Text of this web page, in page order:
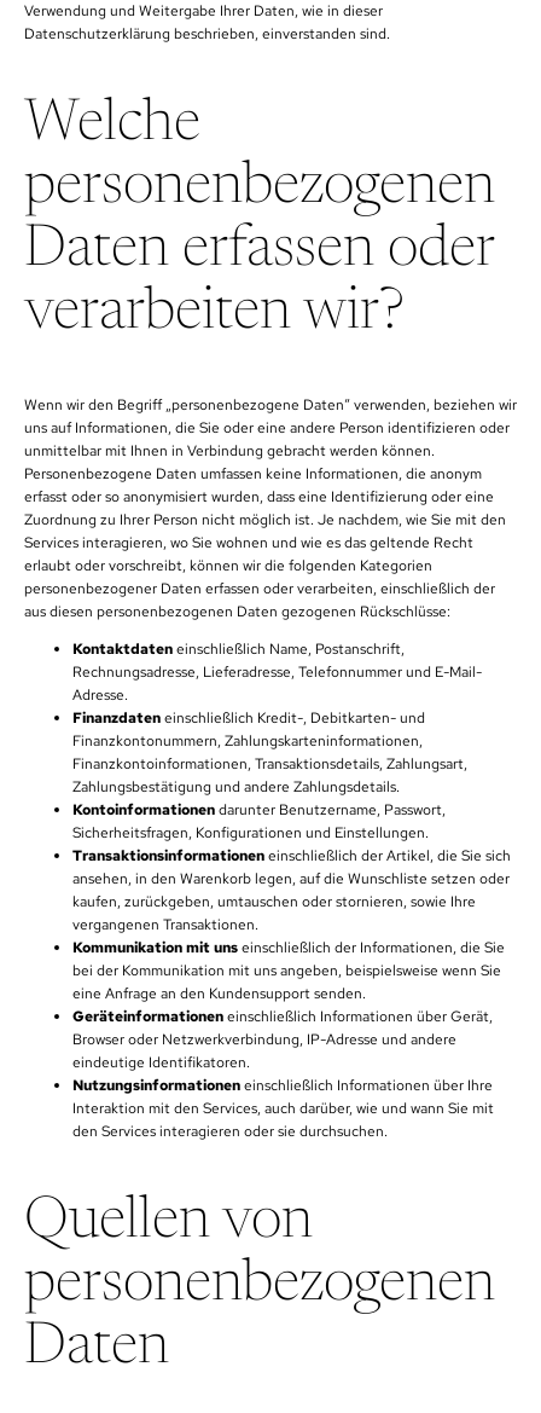
Verwendung und Weitergabe Ihrer Daten, wie in dieser
Datenschutzerklärung beschrieben, einverstanden sind.
Welche
personenbezogenen
Daten erfassen oder
verarbeiten wir?
Wenn wir den Begriff „personenbezogene Daten“ verwenden, beziehen wir
uns auf Informationen, die Sie oder eine andere Person identifizieren oder
unmittelbar mit Ihnen in Verbindung gebracht werden können.
Personenbezogene Daten umfassen keine Informationen, die anonym
erfasst oder so anonymisiert wurden, dass eine Identifizierung oder eine
Zuordnung zu Ihrer Person nicht möglich ist. Je nachdem, wie Sie mit den
Services interagieren, wo Sie wohnen und wie es das geltende Recht
erlaubt oder vorschreibt, können wir die folgenden Kategorien
personenbezogener Daten erfassen oder verarbeiten, einschließlich der
aus diesen personenbezogenen Daten gezogenen Rückschlüsse:
Kontaktdateneinschließlich Name, Postanschrift,
Rechnungsadresse, Lieferadresse, Telefonnummer und E-Mail-
Adresse.
Finanzdateneinschließlich Kredit-, Debitkarten- und
Finanzkontonummern, Zahlungskarteninformationen,
Finanzkontoinformationen, Transaktionsdetails, Zahlungsart,
Zahlungsbestätigung und andere Zahlungsdetails.
Kontoinformationendarunter Benutzername, Passwort,
Sicherheitsfragen, Konfigurationen und Einstellungen.
Transaktionsinformationeneinschließlich der Artikel, die Sie sich
ansehen, in den Warenkorb legen, auf die Wunschliste setzen oder
kaufen, zurückgeben, umtauschen oder stornieren, sowie Ihre
vergangenen Transaktionen.
Kommunikation mit unseinschließlich der Informationen, die Sie
bei der Kommunikation mit uns angeben, beispielsweise wenn Sie
eine Anfrage an den Kundensupport senden.
Geräteinformationeneinschließlich Informationen über Gerät,
Browser oder Netzwerkverbindung, IP-Adresse und andere
eindeutige Identifikatoren.
Nutzungsinformationeneinschließlich Informationen über Ihre
Interaktion mit den Services, auch darüber, wie und wann Sie mit
den Services interagieren oder sie durchsuchen.
Quellen von
personenbezogenen
Daten